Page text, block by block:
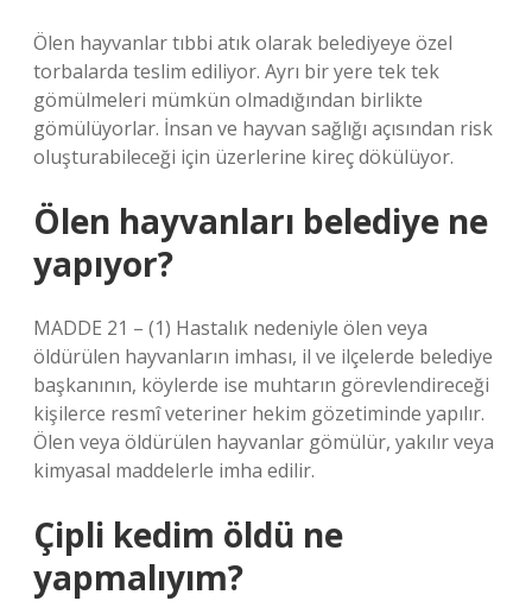
Ölen hayvanlar tıbbi atık olarak belediyeye özel
torbalarda teslim ediliyor. Ayrı bir yere tek tek
gömülmeleri mümkün olmadığından birlikte
gömülüyorlar. İnsan ve hayvan sağlığı açısından risk
oluşturabileceği için üzerlerine kireç dökülüyor.
Ölen hayvanları belediye ne
yapıyor?
MADDE 21 – (1) Hastalık nedeniyle ölen veya
öldürülen hayvanların imhası, il ve ilçelerde belediye
başkanının, köylerde ise muhtarın görevlendireceği
kişilerce resmî veteriner hekim gözetiminde yapılır.
Ölen veya öldürülen hayvanlar gömülür, yakılır veya
kimyasal maddelerle imha edilir.
Çipli kedim öldü ne
yapmalıyım?